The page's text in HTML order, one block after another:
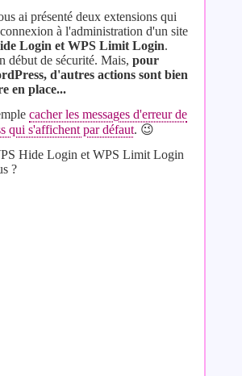
ai présenté deux extensions qui
à l'administration d'un site
Login et WPS Limit Login.
début de sécurité. Mais, pour
d'autres actions sont bien
en place...
cacher les messages d'erreur de
qui s'affichent par défaut. 😉
Hide Login et WPS Limit Login
?